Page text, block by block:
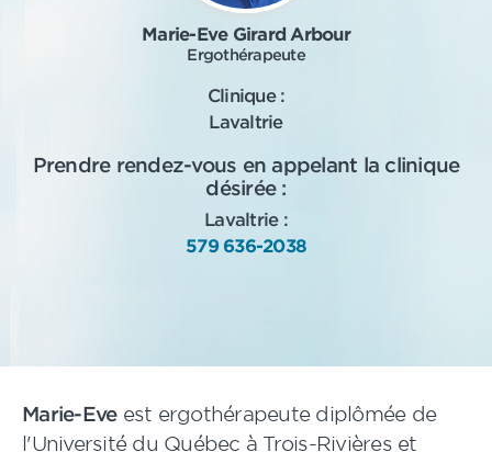
Marie-Eve Girard Arbour
Ergothérapeute
Clinique :
Lavaltrie
Prendre rendez-vous en appelant la clinique
désirée :
Lavaltrie :
579 636-2038
Marie-Eveest ergothérapeute diplômée de
l'Université du Québec à Trois-Rivières et